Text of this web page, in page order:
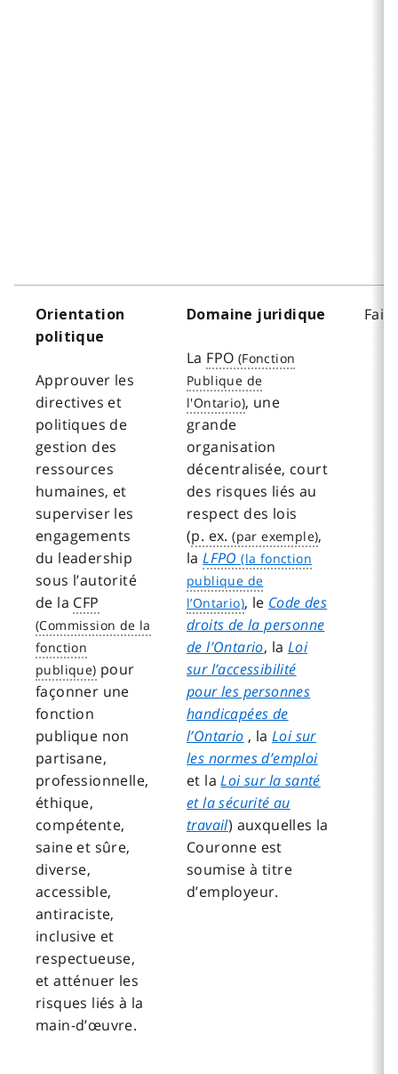
Orientation
politique
Approuver les
directives et
politiques de
gestion des
ressources
humaines, et
superviser les
engagements
du leadership
sous l’autorité
de la CFP
pour
façonner une
fonction
publique non
partisane,
professionnelle,
éthique,
compétente,
saine et sûre,
diverse,
accessible,
antiraciste,
inclusive et
respectueuse,
et atténuer les
risques liés à la
main-d’œuvre.
Domaine juridique
La FPO
, une
grande
organisation
décentralisée, court
des risques liés au
respect des lois
(p. ex.
,
laLFPO
, le Code des
droits de la personne
de l’Ontario, la Loi
sur l’accessibilité
pour les personnes
handicapées de
l’Ontario , laLoi sur
les normes d’emploi
et laLoi sur la santé
et la sécurité au
travail) auxquelles la
Couronne est
soumise à titre
d’employeur.